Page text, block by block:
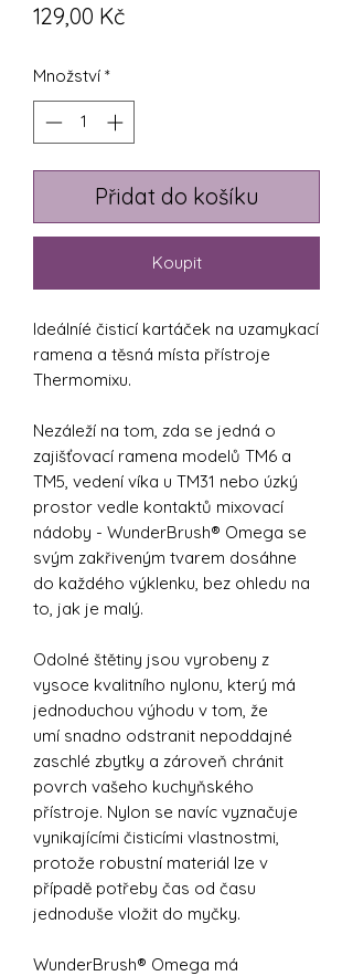
129,00 KčCena
Množství *
Přidat do košíku
Koupit
Ideálníé čisticí kartáček na uzamykací
ramena a těsná místa přístroje
Thermomixu.
Nezáleží na tom, zda se jedná o
zajišťovací ramena modelů TM6 a
TM5, vedení víka u TM31 nebo úzký
prostor vedle kontaktů mixovací
nádoby - WunderBrush® Omega se
svým zakřiveným tvarem dosáhne
do každého výklenku, bez ohledu na
to, jak je malý.
Odolné štětiny jsou vyrobeny z
vysoce kvalitního nylonu, který má
jednoduchou výhodu v tom, že
umí snadno odstranit nepoddajné
zaschlé zbytky a zároveň chránit
povrch vašeho kuchyňského
přístroje. Nylon se navíc vyznačuje
vynikajícími čisticími vlastnostmi,
protože robustní materiál lze v
případě potřeby čas od času
jednoduše vložit do myčky.
WunderBrush® Omega má